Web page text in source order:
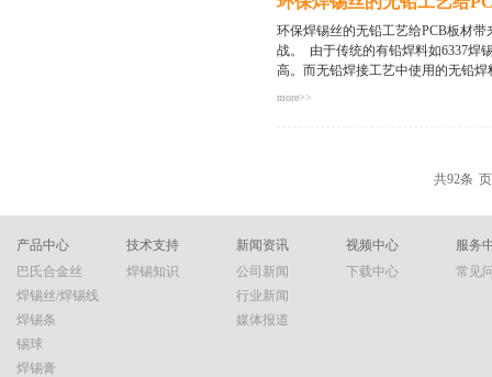
适应性等性能（湿热绝缘电阻、耐
有限公司，电话：400-9957-898，网
环保焊锡丝的无铅工艺给PCB板材
战。 由于传统的有铅焊料如6337焊
高。而无铅焊接工艺中使用的无铅
间为30～50s,而环保焊锡丝典型的
焊接温度一般控制在255～265℃之
more>>
共92条
产品中心
巴氏合金丝
焊锡丝/焊锡线
焊锡条
锡球
焊锡膏
技术支持
焊锡知识
新闻资讯
公司新闻
行业新闻
媒体报道
视频中心
下载中心
服务
常见